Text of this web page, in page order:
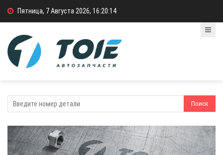
Пятница, 7 Августа 2026, 16:20:14